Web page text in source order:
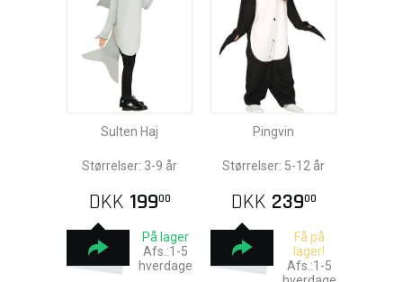
Sulten Haj
Størrelser: 3-9 år
DKK 19900
På lager
Afs.:1-5
hverdage
Pingvin
Størrelser: 5-12 år
DKK 23900
Få på
lager!
Afs.:1-5